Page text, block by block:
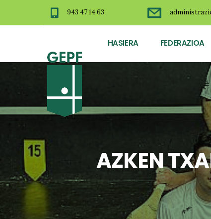
943 47 14 63
HASIERA FEDERAZIOA
AZKEN